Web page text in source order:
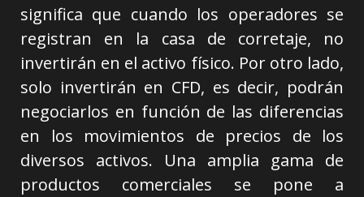
significa que cuando los operadores se
registran en la casa de corretaje, no
invertirán en el activo físico. Por otro lado,
solo invertirán en CFD, es decir, podrán
negociarlos en función de las diferencias
en los movimientos de precios de los
diversos activos. Una amplia gama de
productos comerciales se pone a